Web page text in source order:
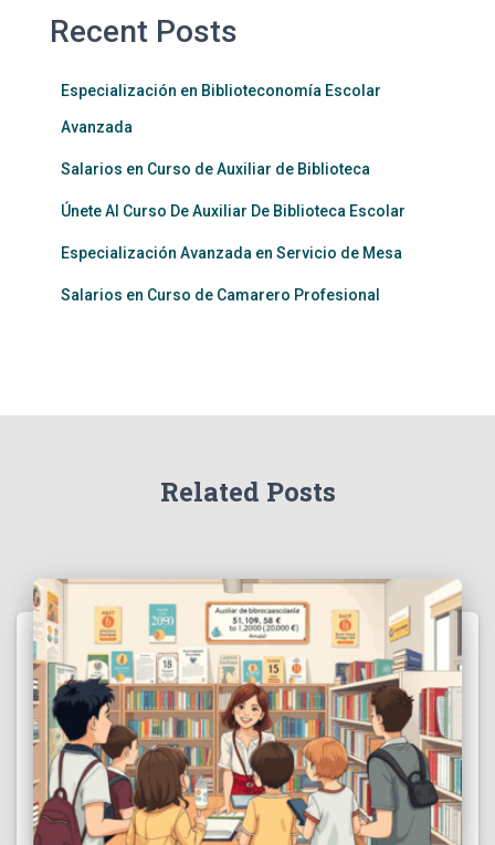
Recent Posts
Especialización en Biblioteconomía Escolar
Avanzada
Salarios en Curso de Auxiliar de Biblioteca
Únete Al Curso De Auxiliar De Biblioteca Escolar
Especialización Avanzada en Servicio de Mesa
Salarios en Curso de Camarero Profesional
Related Posts